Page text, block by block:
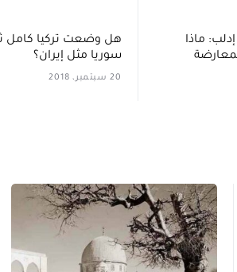
ماذا
هل وضعت تركيا كامل
سوريا مثل إيران؟
20 سبتمبر، 2018